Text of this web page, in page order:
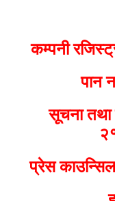
कम्पनी
पान
सूचना तथा
प्रेस